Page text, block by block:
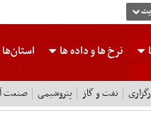
نرخ هاو داده ها استان‌ها
نفت و گاز پتروشیمی صنعت